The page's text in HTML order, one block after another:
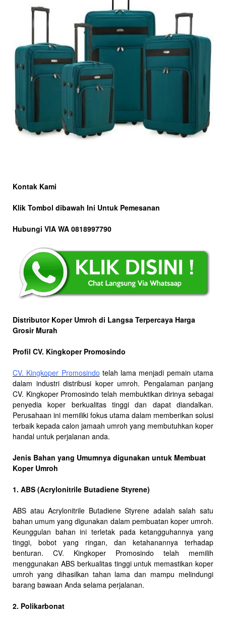
Kontak Kami
Klik Tombol dibawah Ini Untuk Pemesanan
Hubungi VIA WA 0818997790
Distributor Koper Umroh di Langsa Terpercaya Harga
Grosir Murah
Profil CV. Kingkoper Promosindo
CV. Kingkoper Promosindo telah lama menjadi pemain utama
dalam industri distribusi koper umroh. Pengalaman panjang
CV. Kingkoper Promosindo telah membuktikan dirinya sebagai
penyedia koper berkualitas tinggi dan dapat diandalkan.
Perusahaan ini memiliki fokus utama dalam memberikan solusi
terbaik kepada calon jamaah umroh yang membutuhkan koper
handal untuk perjalanan anda.
Jenis Bahan yang Umumnya digunakan untuk Membuat
Koper Umroh
1. ABS (Acrylonitrile Butadiene Styrene)
ABS atau Acrylonitrile Butadiene Styrene adalah salah satu
bahan umum yang digunakan dalam pembuatan koper umroh.
Keunggulan bahan ini terletak pada ketangguhannya yang
tinggi, bobot yang ringan, dan ketahanannya terhadap
benturan. CV. Kingkoper Promosindo telah memilih
menggunakan ABS berkualitas tinggi untuk memastikan koper
umroh yang dihasilkan tahan lama dan mampu melindungi
barang bawaan Anda selama perjalanan.
2. Polikarbonat